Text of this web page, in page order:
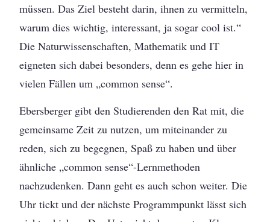
müssen. Das Ziel besteht darin, ihnen zu vermitteln,
warum dies wichtig, interessant, ja sogar cool ist.“
Die Naturwissenschaften, Mathematik und IT
eigneten sich dabei besonders, denn es gehe hier in
vielen Fällen um „common sense“.
Ebersberger gibt den Studierenden den Rat mit, die
gemeinsame Zeit zu nutzen, um miteinander zu
reden, sich zu begegnen, Spaß zu haben und über
ähnliche „common sense“-Lernmethoden
nachzudenken. Dann geht es auch schon weiter. Die
Uhr tickt und der nächste Programmpunkt lässt sich